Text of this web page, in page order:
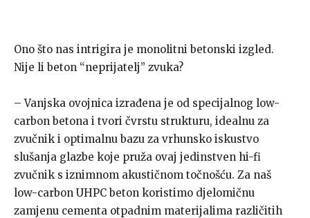
Ono što nas intrigira je monolitni betonski izgled.
Nije li beton “neprijatelj” zvuka?
– Vanjska ovojnica izrađena je od specijalnog low-
carbon betona i tvori čvrstu strukturu, idealnu za
zvučnik i optimalnu bazu za vrhunsko iskustvo
slušanja glazbe koje pruža ovaj jedinstven hi-fi
zvučnik s iznimnom akustičnom točnošću. Za naš
low-carbon UHPC beton koristimo djelomičnu
zamjenu cementa otpadnim materijalima različitih